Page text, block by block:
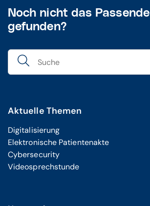
Noch nicht das Passende
gefunden?
Aktuelle Themen
Digitalisierung
Elektronische Patientenakte
Cybersecurity
Videosprechstunde